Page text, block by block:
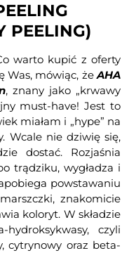
PEELING)
warto kupić z oferty
Was, mówiąc, żeAHA
, znany jako „krwawy
must-have! Jest to
miałam i „hype” na
Wcale nie dziwię się,
dostać. Rozjaśnia
trądziku, wygładza i
powstawaniu
znakomicie
koloryt. W składzie
czyli
cytrynowy oraz beta-